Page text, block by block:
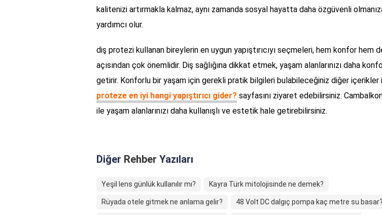
kalitenizi artırmakla kalmaz, aynı zamanda sosyal hayatta daha özgüvenli
yardımcı olur.
diş protezi kullanan bireylerin en uygun yapıştırıcıyı seçmeleri, hem konfor hem
açısından çok önemlidir. Diş sağlığına dikkat etmek, yaşam alanlarınızı daha
getirir. Konforlu bir yaşam için gerekli pratik bilgileri bulabileceğiniz diğer içerikler
proteze en iyi hangi yapıştırıcı gider? sayfasını ziyaret edebilirsiniz.
ile yaşam alanlarınızı daha kullanışlı ve estetik hale getirebilirsiniz.
Diğer Rehber Yazıları
Yeşil lens günlük kullanılır mı? Kayra Türk mitolojisinde ne demek?
Rüyada otele gitmek ne anlama gelir? 48 Volt DC dalgıç pompa kaç metre su basar?